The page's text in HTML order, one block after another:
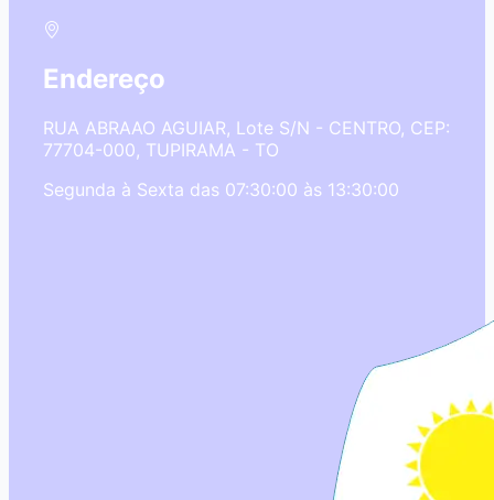
Endereço
RUA ABRAAO AGUIAR, Lote S/N - CENTRO, CEP:
77704-000, TUPIRAMA - TO
Segunda à Sexta das 07:30:00 às 13:30:00